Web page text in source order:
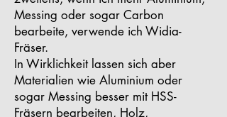
Messing oder sogar Carbon
bearbeite, verwende ich Widia-
Fräser.
In Wirklichkeit lassen sich aber
Materialien wie Aluminium oder
sogar Messing besser mit HSS-
Fräsern bearbeiten, Holz,